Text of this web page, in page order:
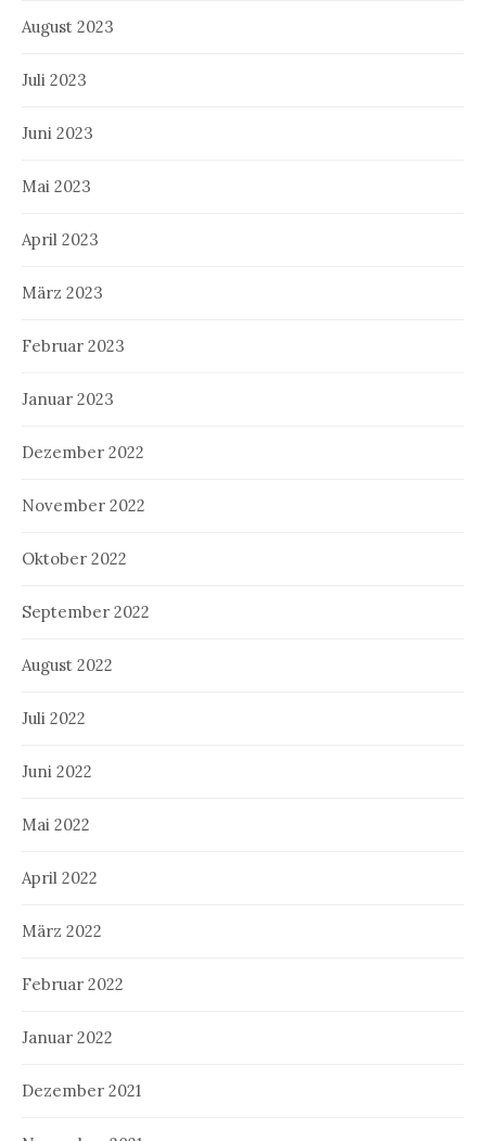
August 2023
Juli 2023
Juni 2023
Mai 2023
April 2023
März 2023
Februar 2023
Januar 2023
Dezember 2022
November 2022
Oktober 2022
September 2022
August 2022
Juli 2022
Juni 2022
Mai 2022
April 2022
März 2022
Februar 2022
Januar 2022
Dezember 2021